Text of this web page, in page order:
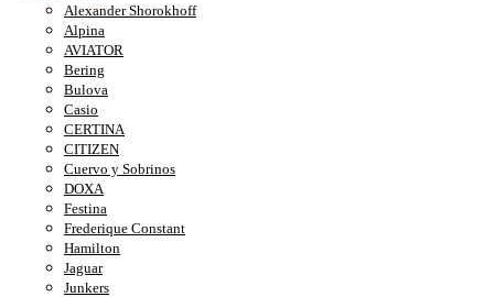
Alexander Shorokhoff
Alpina
AVIATOR
Bering
Bulova
Casio
CERTINA
CITIZEN
Cuervo y Sobrinos
DOXA
Festina
Frederique Constant
Hamilton
Jaguar
Junkers